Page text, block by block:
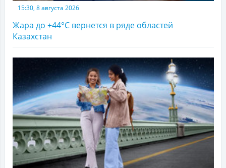
15:30, 8 августа 2026
Жара до +44°С вернется в ряде областей
Казахстан